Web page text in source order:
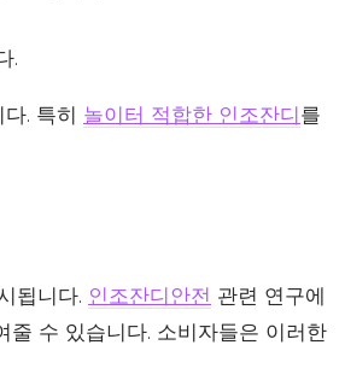
.
. 특히 놀이터 적합한 인조잔디를
됩니다. 인조잔디안전 관련 연구에
수 있습니다. 소비자들은 이러한